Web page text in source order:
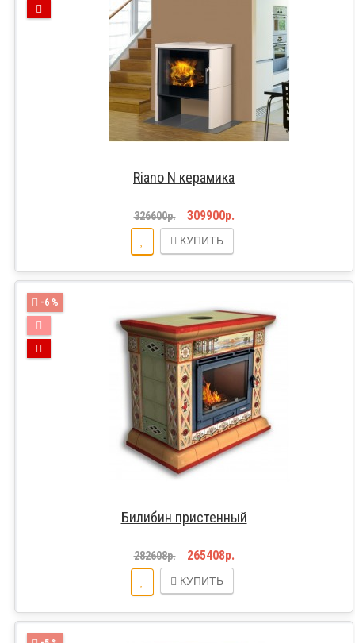
Riano N керамика
326600р. 309900р.
КУПИТЬ
-6 %
Билибин пристенный
282608р. 265408р.
КУПИТЬ